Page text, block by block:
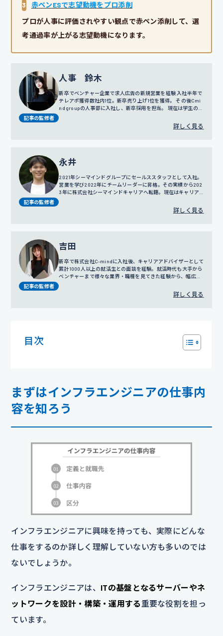
3
赤ペンESで志望動機をプロ添削
プロが人事に評価されやすい観点で赤ペン添削して、選
考通過率が上がる志望動機になります。
記事の監修者
人事 鈴木
新卒でベンチャー企業で求人広告の新規営業を経験 入社半年で
テレアポ獲得数社内1位。新卒売り上げ1位を獲得。 その後Cmi
nd groupの人事部に入社し、新卒採用を担当。 現在は学生の面
詳しく見る
記事の監修者
永井
2021年シーマインドグループにセールススタッフとして入社。
営業を学び2022年にチームリーダーに昇格。その実績から202
3年に株式会社シーマインドキャリアへ転籍。現在はキャリア
詳しく見る
記事の監修者
吉田
新卒で株式会社C-mindに入社後、キャリアアドバイザーとして
累計1000人以上の就活生との面談を経験。就活時代も大手から
ベンチャーまで様々な業界・職種を見てきた経験から、幅広い
詳しく見る
目次
まずはインフラエンジニアの仕事内
容を知ろう
インフラエンジニアに興味を持っても、実際にどんな
仕事をするのか詳しく理解していない方も多いのでは
ないでしょうか。
インフラエンジニアは、 ITの基盤となるサーバーやネ
ットワークを設計・構築・運用する重要な役割を担っ
ています。